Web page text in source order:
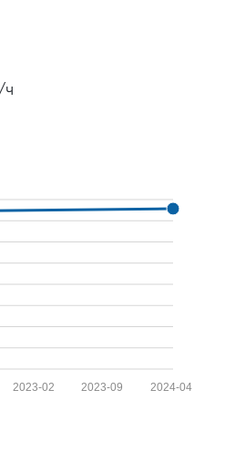
ч
2024-04
2023-09
2023-02